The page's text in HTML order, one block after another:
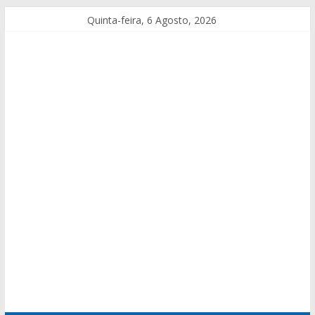
Quinta-feira, 6 Agosto, 2026